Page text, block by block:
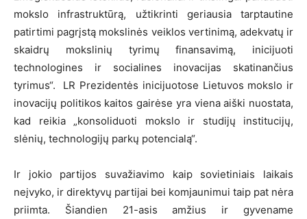
mokslo infrastruktūrą, užtikrinti geriausia tarptautine
patirtimi pagrįstą mokslinės veiklos vertinimą, adekvatų ir
skaidrų mokslinių tyrimų finansavimą, inicijuoti
technologines ir socialines inovacijas skatinančius
tyrimus“. LR Prezidentės inicijuotose Lietuvos mokslo ir
inovacijų politikos kaitos gairėse yra viena aiški nuostata,
kad reikia „konsoliduoti mokslo ir studijų institucijų,
slėnių, technologijų parkų potencialą“.
Ir jokio partijos suvažiavimo kaip sovietiniais laikais
neįvyko, ir direktyvų partijai bei komjaunimui taip pat nėra
priimta. Šiandien 21-asis amžius ir gyvename